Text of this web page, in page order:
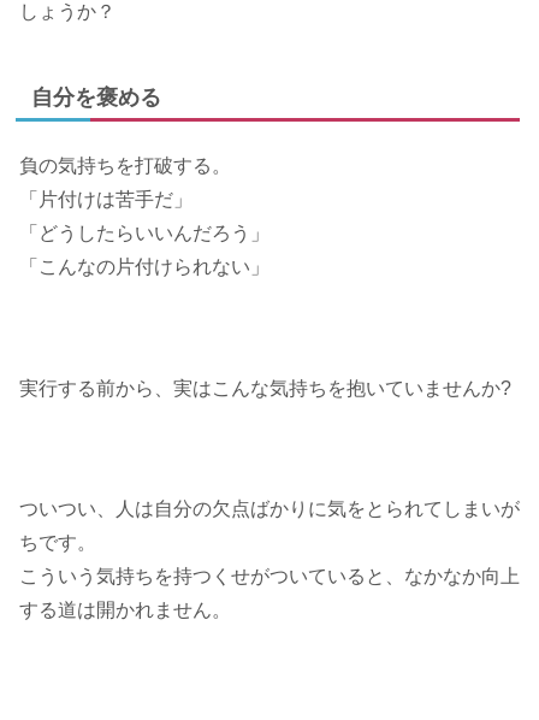
しょうか？
自分を褒める
負の気持ちを打破する。
「片付けは苦手だ」
「どうしたらいいんだろう」
「こんなの片付けられない」
実行する前から、実はこんな気持ちを抱いていませんか?
ついつい、人は自分の欠点ばかりに気をとられてしまいが
ちです。
こういう気持ちを持つくせがついていると、なかなか向上
する道は開かれません。